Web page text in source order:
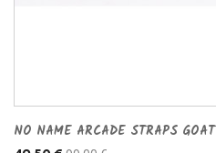
NO NAME ARCADE STRAPS GOAT